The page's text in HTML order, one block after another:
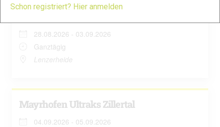
28.08.2026 - 03.09.2026
Ganztägig
Lenzerheide
Mayrhofen Ultraks Zillertal
04.09.2026 - 05.09.2026
Schon registriert? Hier anmelden